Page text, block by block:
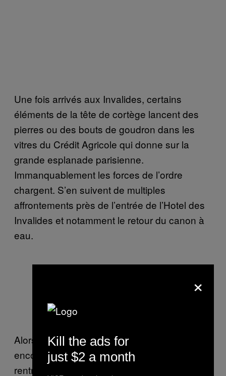
Une fois arrivés aux Invalides, certains
éléments de la tête de cortège lancent des
pierres ou des bouts de goudron dans les
vitres du Crédit Agricole qui donne sur la
grande esplanade parisienne.
Immanquablement les forces de l’ordre
chargent. S’en suivent de multiples
affrontements près de l’entrée de l’Hotel des
Invalides et notamment le retour du canon à
eau.
cortège.
Alors que 19h00 approche, les manifestants
encore présents sur la place sont invités à
rentrer chez eux par les forces de l’ordre
×
Kill the ads for
just $2 a month